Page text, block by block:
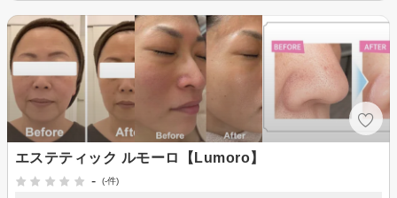
エステティック ルモーロ【Lumoro】
-
(-件)